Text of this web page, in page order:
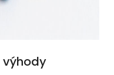
výhody